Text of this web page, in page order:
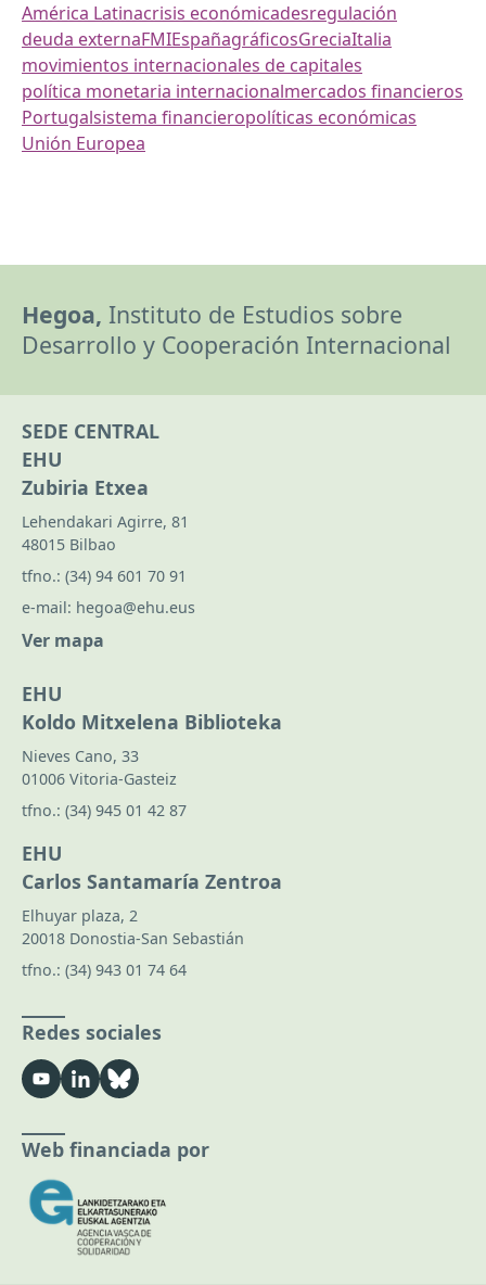
América Latinacrisis económicadesregulación
deuda externaFMIEspañagráficosGreciaItalia
movimientos internacionales de capitales
política monetaria internacionalmercados financieros
Portugalsistema financieropolíticas económicas
Unión Europea
Hegoa, Instituto de Estudios sobre
Desarrollo y Cooperación Internacional
SEDE CENTRAL
EHU
Zubiria Etxea
Lehendakari Agirre, 81
48015 Bilbao
tfno.: (34) 94 601 70 91
e-mail: hegoa@ehu.eus
Ver mapa
EHU
Koldo Mitxelena Biblioteka
Nieves Cano, 33
01006 Vitoria-Gasteiz
tfno.: (34) 945 01 42 87
EHU
Carlos Santamaría Zentroa
Elhuyar plaza, 2
20018 Donostia-San Sebastián
tfno.: (34) 943 01 74 64
Redes sociales
Web financiada por